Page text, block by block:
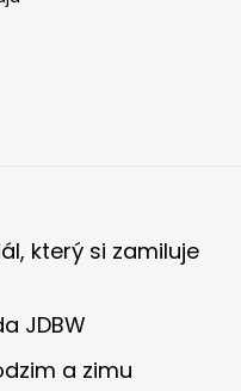
který si zamiluje
JDBW
a zimu